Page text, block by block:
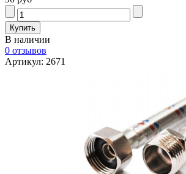
В наличии
0 отзывов
Артикул: 2671